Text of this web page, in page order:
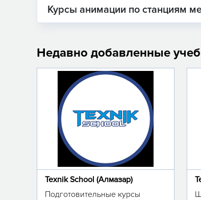
Курсы анимации по станциям
Недавно добавленные
Texnik School (Алмазар)
Подготовительные курсы